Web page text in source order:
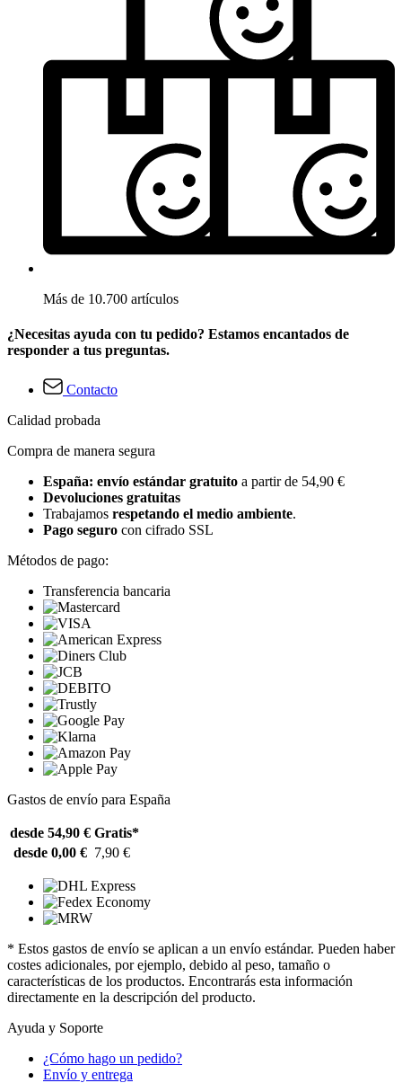
Más de 10.700 artículos
¿Necesitas ayuda con tu pedido? Estamos encantados de
responder a tus preguntas.
Contacto
Calidad probada
Compra de manera segura
España: envío estándar gratuito a partir de 54,90 €
Devoluciones gratuitas
Trabajamos respetando el medio ambiente.
Pago seguro con cifrado SSL
Métodos de pago:
Transferencia bancaria
Gastos de envío para España
desde 54,90 € Gratis*
desde 0,00 € 7,90 €
* Estos gastos de envío se aplican a un envío estándar. Pueden haber
costes adicionales, por ejemplo, debido al peso, tamaño o
características de los productos. Encontrarás esta información
directamente en la descripción del producto.
Ayuda y Soporte
¿Cómo hago un pedido?
Envío y entrega